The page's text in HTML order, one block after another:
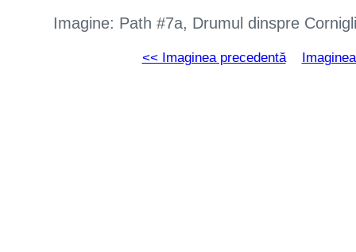
Imagine: Path #7a, Drumul dinspre
<< Imaginea precedentă